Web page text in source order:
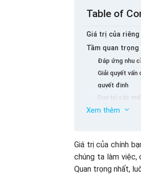
Table of
Giá trị của riêng
Tầm quan
Đáp ứng nhu
Giải quyết
quyết định
Duy trì các
10 giá trị cốt lõi
Phát hiện
lòng thương
Can đảm
Xem thêm
Giá trị của chính
chúng ta làm việc,
Quan trọng nhất,